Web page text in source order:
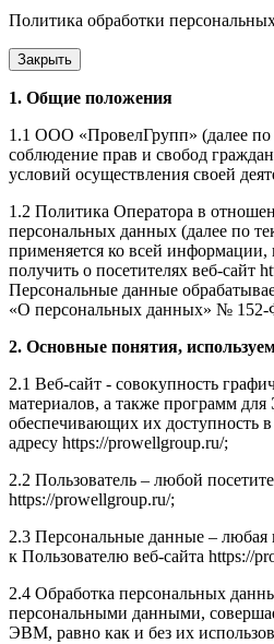
Политика обработки
Закрыть
1. Общие положения
1.1 ООО «ПровелГрупп» (далее по
соблюдение прав и свобод
условий осуществления своей
1.2 Политика Оператора в
персональных данных (далее по
применяется ко всей
получить о посетителях веб-сайт
Персональные данные
«О персональных данных» №
2. Основные понятия,
2.1 Веб-сайт - совокупность
материалов, а также программ
обеспечивающих их доступность
адресу https://prowellgroup.ru/;
2.2 Пользователь – любой
https://prowellgroup.ru/;
2.3 Персональные данные – любая
к Пользователю веб-сайта https://
2.4 Обработка персональных
персональными данными,
ЭВМ, равно как и без их